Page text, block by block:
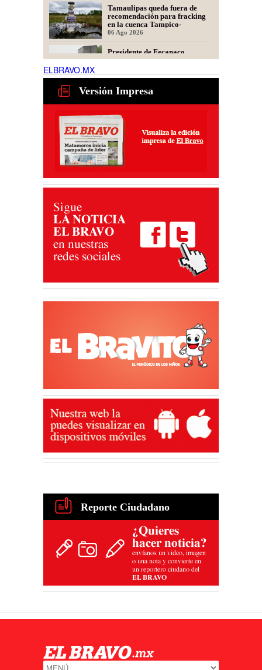
Tamaulipas queda fuera de
recomendación para fracking
en la cuenca Tampico-
Misantla, informa comité
científico
06 Ago 2026
Presidente de Fecanaco
cuestiona retenes en
afirma que generan molestias
06 Ago 2026
Habrá auge laboral para
operadores de maquinaria
03 Ago 2026
ELBRAVO.MX
Versión Impresa
Reporte Ciudadano